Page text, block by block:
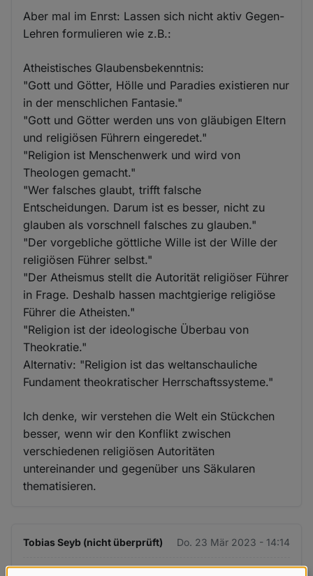
Aber mal im Enrst: Lassen sich nicht aktiv Gegen-
Lehren formulieren wie z.B.:
Atheistisches Glaubensbekenntnis:
"Gott und Götter, Hölle und Paradies existieren nur
in der menschlichen Fantasie."
"Gott und Götter werden uns von gläubigen Eltern
und religiösen Führern eingeredet."
"Religion ist Menschenwerk und wird von
Theologen gemacht."
"Wer falsches glaubt, trifft falsche
Entscheidungen. Darum ist es besser, nicht zu
glauben als vorschnell falsches zu glauben."
"Der vorgebliche göttliche Wille ist der Wille der
religiösen Führer selbst."
"Der Atheismus stellt die Autorität religiöser Führer
in Frage. Deshalb hassen machtgierige religiöse
Führer die Atheisten."
"Religion ist der ideologische Überbau von
Theokratie."
Alternativ: "Religion ist das weltanschauliche
Fundament theokratischer Herrschaftssysteme."
Ich denke, wir verstehen die Welt ein Stückchen
besser, wenn wir den Konflikt zwischen
verschiedenen religiösen Autoritäten
untereinander und gegenüber uns Säkularen
thematisieren.
Tobias Seyb (nicht überprüft) Do. 23 Mär 2023 - 14:14